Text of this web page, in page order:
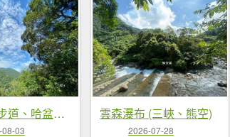
卡拉莫基步道、哈盆古道、波露南山 連走
03
雲森瀑布 (三峽、熊空)
2026-07-28